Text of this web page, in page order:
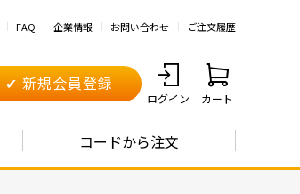
FAQ 企業情報 お問い合わせ ご注文履歴
✔ 新規会員登録
ログイン カート
コードから注文